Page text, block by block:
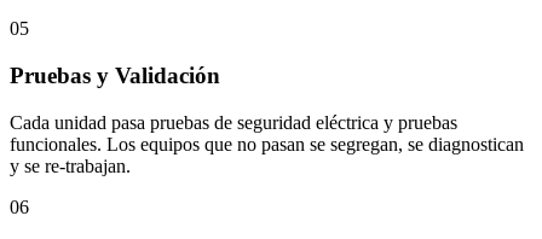
05
Pruebas y Validación
Cada unidad pasa pruebas de seguridad eléctrica y pruebas
funcionales. Los equipos que no pasan se segregan, se diagnostican
y se re-trabajan.
06